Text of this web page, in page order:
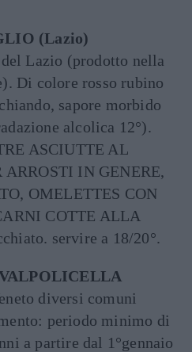
(Lazio)
Lazio (prodotto nella
Di colore rosso rubino
sapore morbido
alcolica 12°).
ASCIUTTE AL
ARROSTI IN GENERE,
OMELETTES CON
COTTE ALLA
servire a 18/20°.
diversi comuni
periodo minimo di
a partire dal 1°gennaio